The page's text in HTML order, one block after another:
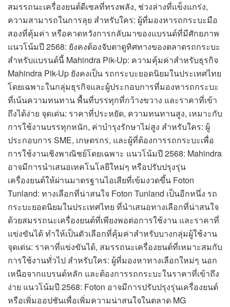
สมรรถนะเครื่องยนต์ดีเซลที่ทรงพลัง, ช่วงล่างที่แข็งแกร่ง,
ความสามารถในการลุย สำหรับใคร: ผู้ที่มองหารถกระบะมือ
สองที่คุ้มค่า หรือคาดหวังการกลับมาของแบรนด์ที่มีศักยภาพ
แนวโน้มปี 2568: ยังคงต้องจับตาดูทิศทางของตลาดรถกระบะ
สำหรับแบรนด์นี้ Mahindra Pik-Up: ความคุ้มค่าสำหรับธุรกิจ
Mahindra Pik-Up ยังคงเป็น รถกระบะยอดนิยมในประเทศไทย
โดยเฉพาะในกลุ่มธุรกิจและผู้ประกอบการที่มองหารถกระบะ
ที่เน้นความทนทาน พื้นที่บรรทุกที่กว้างขวาง และราคาที่เข้า
ถึงได้ง่าย จุดเด่น: ราคาที่ประหยัด, ความทนทานสูง, เหมาะกับ
การใช้งานบรรทุกหนัก, ค่าบำรุงรักษาไม่สูง สำหรับใคร: ผู้
ประกอบการ SME, เกษตรกร, และผู้ที่ต้องการรถกระบะเพื่อ
การใช้งานเชิงพาณิชย์โดยเฉพาะ แนวโน้มปี 2568: Mahindra
อาจมีการนำเสนอเทคโนโลยีใหม่ๆ หรือปรับปรุงรุ่น
เครื่องยนต์ให้ผ่านมาตรฐานไอเสียที่เข้มงวดขึ้น Foton
Tunland: ทางเลือกที่น่าสนใจ Foton Tunland เป็นอีกหนึ่ง รถ
กระบะยอดนิยมในประเทศไทย ที่นำเสนอทางเลือกที่น่าสนใจ
ด้วยสมรรถนะเครื่องยนต์ที่เพียงพอต่อการใช้งาน และราคาที่
แข่งขันได้ ทำให้เป็นตัวเลือกที่คุ้มค่าสำหรับบางกลุ่มผู้ใช้งาน
จุดเด่น: ราคาที่แข่งขันได้, สมรรถนะเครื่องยนต์ที่เหมาะสมกับ
การใช้งานทั่วไป สำหรับใคร: ผู้ที่มองหาทางเลือกใหม่ๆ นอก
เหนือจากแบรนด์หลัก และต้องการรถกระบะในราคาที่เข้าถึง
ง่าย แนวโน้มปี 2568: Foton อาจมีการปรับปรุงรุ่นเครื่องยนต์
หรือเพิ่มออปชันเพื่อเพิ่มความน่าสนใจในตลาด MG